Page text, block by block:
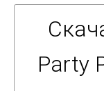
Party